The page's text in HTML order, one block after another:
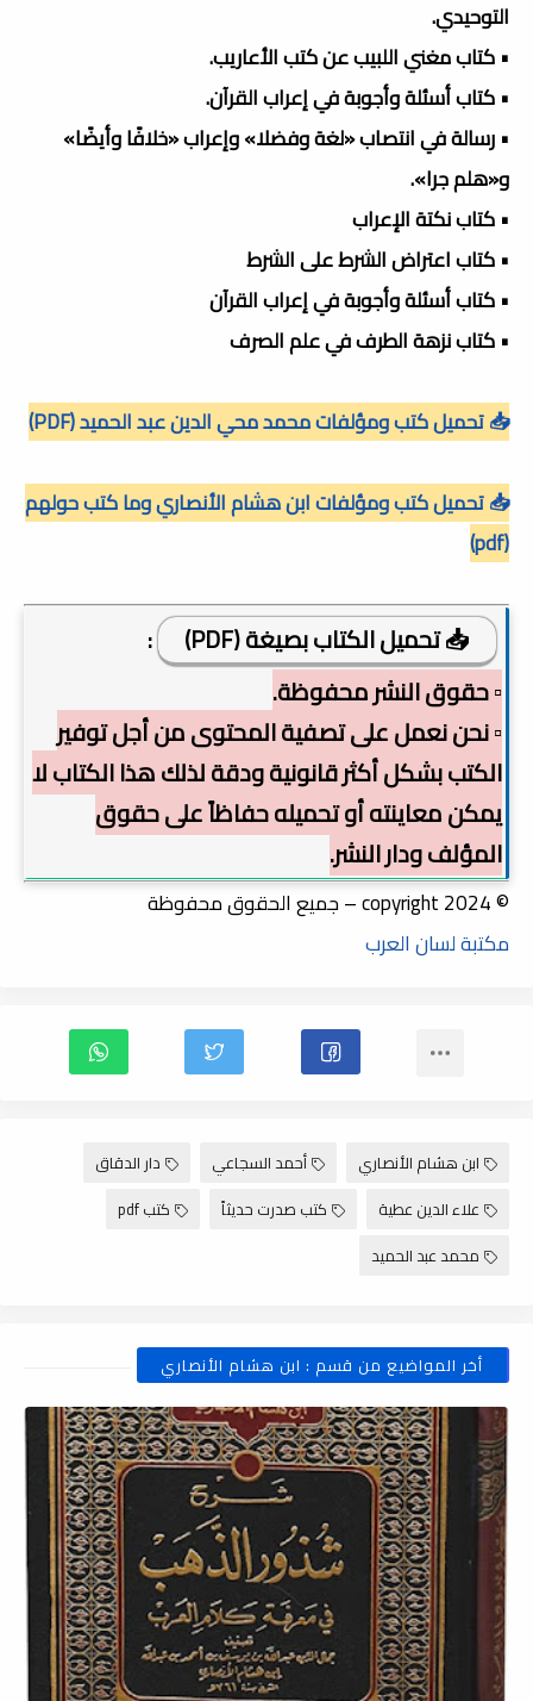
التوحيدي.
• كتاب مغني اللبيب عن كتب الأعاريب.
• كتاب أسئلة وأجوبة في إعراب القرآن.
• رسالة في انتصاب «لغة وفضلا» وإعراب «خلافًا وأيضًا»
و«هلم جرا».
• كتاب نكتة الإعراب
• كتاب اعتراض الشرط على الشرط
• كتاب أسئلة وأجوبة في إعراب القرآن
• كتاب نزهة الطرف في علم الصرف
📥 تحميل كتب ومؤلفات محمد محي الدين عبد الحميد (PDF)
📥 تحميل كتب ومؤلفات ابن هشام الأنصاري وما كتب حولهم
(pdf)
📥 تحميل الكتاب بصيغة (PDF)
:
▫️ حقوق النشر محفوظة.
▫️ نحن نعمل على تصفية المحتوى من أجل توفير
الكتب بشكل أكثر قانونية ودقة لذلك هذا الكتاب لا
يمكن معاينته أو تحميله حفاظاً على حقوق
المؤلف ودار النشر.
© copyright 2024 – جميع الحقوق محفوظة
مكتبة لسان العرب
ابن هشام الأنصاري أحمد السجاعي
دار الدقاق
علاء الدين عطية
كتب صدرت حديثاً
كتب pdf
محمد عبد الحميد
أخر المواضيع من قسم : ابن هشام الأنصاري